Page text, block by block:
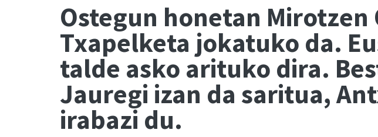
Ostegun honetan
Txapelketa jokatuko da.
talde asko arituko dira.
Jauregi izan da saritua,
irabazi du.